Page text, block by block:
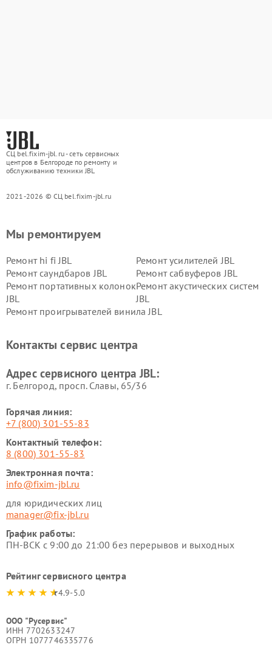
СЦ bel.fixim-jbl.ru - сеть сервисных
центров в Белгороде по ремонту и
обслуживанию техники JBL
2021-2026 © СЦ bel.fixim-jbl.ru
Мы ремонтируем
Ремонт hi fi JBL
Ремонт усилителей JBL
Ремонт саундбаров JBL
Ремонт сабвуферов JBL
Ремонт портативных колонок
JBL
Ремонт акустических систем
JBL
Ремонт проигрывателей винила JBL
Контакты сервис центра
Адрес сервисного центра JBL:
г. Белгород, просп. Славы, 65/36
Горячая линия:
+7 (800) 301-55-83
Контактный телефон:
8 (800) 301-55-83
Электронная почта:
info@fixim-jbl.ru
для юридических лиц
manager@fix-jbl.ru
График работы:
ПН-ВСК с 9:00 до 21:00 без перерывов и выходных
Рейтинг сервисного центра
4.9-5.0
ООО "Русервис"
ИНН 7702633247
ОГРН 1077746335776